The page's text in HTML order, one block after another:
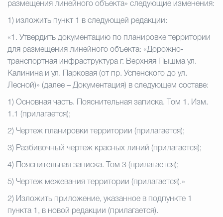
размещения линейного объекта» следующие изменения:
1) изложить пункт 1 в следующей редакции:
«1. Утвердить документацию по планировке территории
для размещения линейного объекта: «Дорожно-
транспортная инфраструктура г. Верхняя Пышма ул.
Калинина и ул. Парковая (от пр. Успенского до ул.
Лесной)» (далее – Документация) в следующем составе:
1) Основная часть. Пояснительная записка. Том 1. Изм.
1.1 (прилагается);
2) Чертеж планировки территории (прилагается);
3) Разбивочный чертеж красных линий (прилагается);
4) Пояснительная записка. Том 3 (прилагается);
5) Чертеж межевания территории (прилагается).»
2) Изложить приложение, указанное в подпункте 1
пункта 1, в новой редакции (прилагается).